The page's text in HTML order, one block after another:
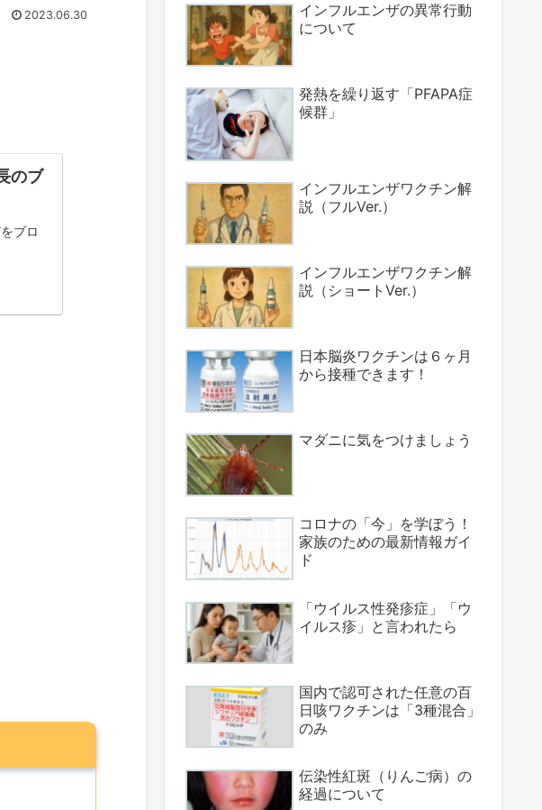
2023.06.30
のブ
ブロ
インフルエンザの異常行動
について
発熱を繰り返す「PFAPA症
候群」
インフルエンザワクチン解
説（フルVer.）
インフルエンザワクチン解
説（ショートVer.）
日本脳炎ワクチンは６ヶ月
から接種できます！
マダニに気をつけましょう
コロナの「今」を学ぼう！
家族のための最新情報ガイ
ド
「ウイルス性発疹症」「ウ
イルス疹」と言われたら
国内で認可された任意の百
日咳ワクチンは「3種混合」
のみ
伝染性紅斑（りんご病）の
経過について